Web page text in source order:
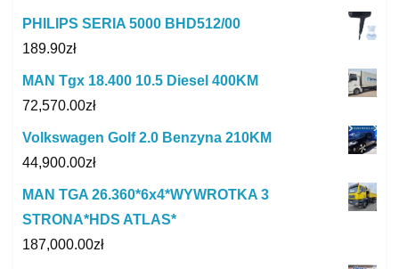
PHILIPS SERIA 5000 BHD512/00
189.90zł
MAN Tgx 18.400 10.5 Diesel 400KM
72,570.00zł
Volkswagen Golf 2.0 Benzyna 210KM
44,900.00zł
MAN TGA 26.360*6x4*WYWROTKA 3
STRONA*HDS ATLAS*
187,000.00zł